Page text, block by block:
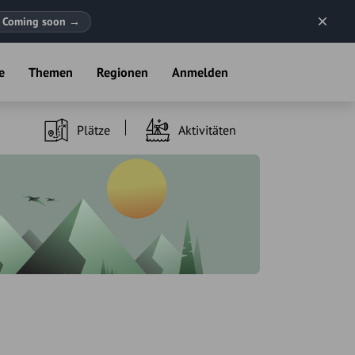
Coming soon →
Themen Regionen Anmelden
Plätze Aktivitäten